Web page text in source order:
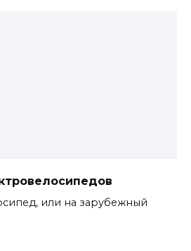
или на зарубежный